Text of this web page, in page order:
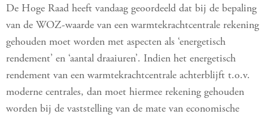
De Hoge Raad heeft vandaag geoordeeld dat bij de bepaling
van de WOZ-waarde van een warmtekrachtcentrale rekening
gehouden moet worden met aspecten als ‘energetisch
rendement’ en ‘aantal draaiuren’. Indien het energetisch
rendement van een warmtekrachtcentrale achterblijft t.o.v.
moderne centrales, dan moet hiermee rekening gehouden
worden bij de vaststelling van de mate van economische